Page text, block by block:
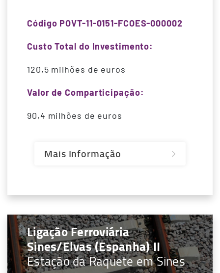
Código POVT-11-0151-FCOES-000002
Custo Total do Investimento:
120,5 milhões de euros
Valor de Comparticipação:
90,4 milhões de euros
Mais Informação
Ligação Ferroviária
Sines/Elvas (Espanha) II
Estação da Raquete em Sines